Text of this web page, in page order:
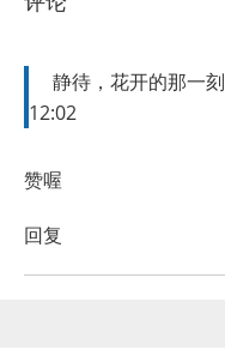
静待，花开的那一刻
12:02
赞喔
回复